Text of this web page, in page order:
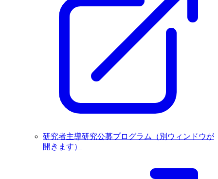
研究者主導研究公募プログラム
（別ウィンドウが
開きます）